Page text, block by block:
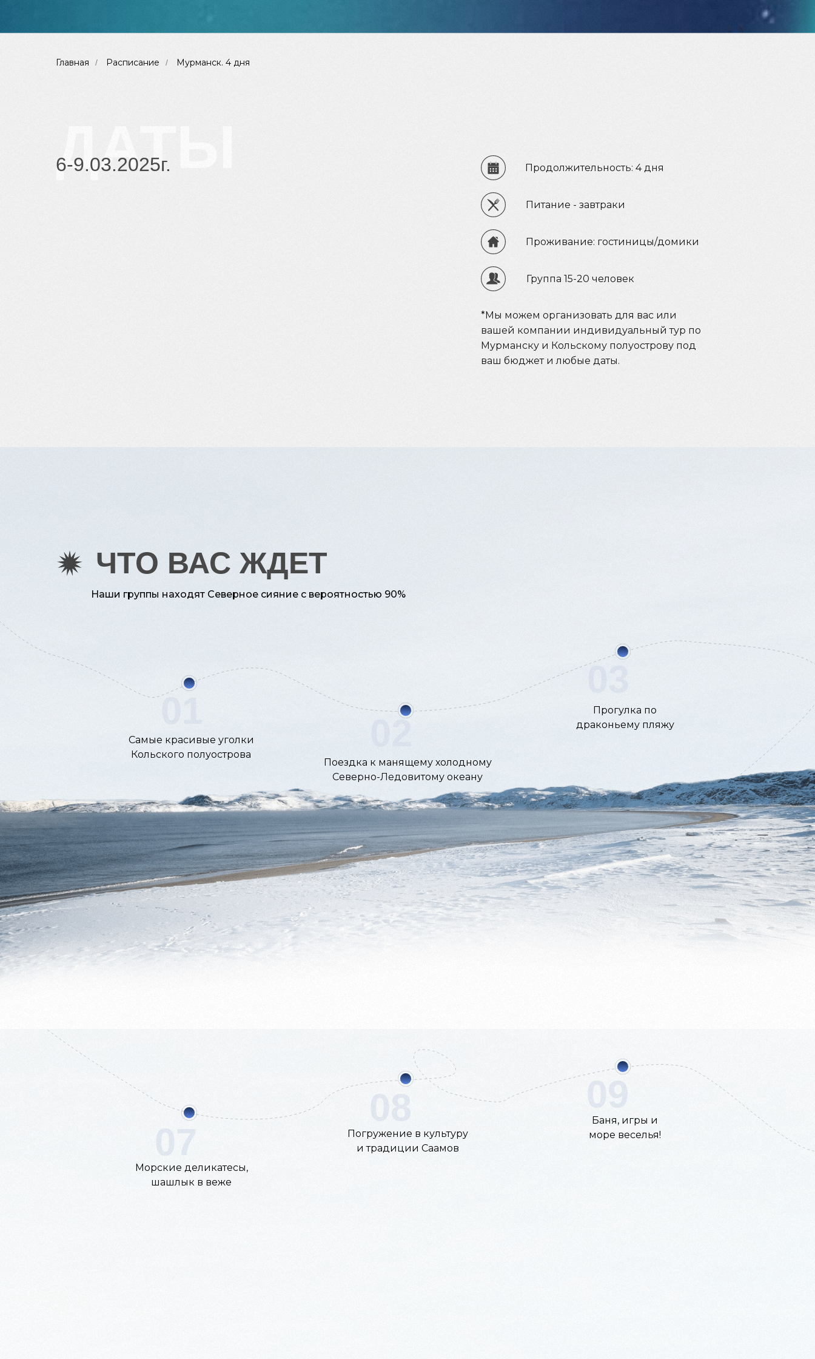
Главная / Расписание / Мурманск. 4 дня
ДАТЫ
6-9.03.2025г.
Питание - завтраки
‌*Мы можем организовать для вас или
вашей компании индивидуальный тур по
Мурманску и Кольскому полуострову под
ваш бюджет и любые даты.
Продолжительность: 4 дня
Проживание: гостиницы/домики
Группа 15-20 человек
02
Самые красивые уголки
Кольского полуострова
Поездка к манящему холодному
Северно-Ледовитому океану
Прогулка по
драконьему пляжу
04 05
06
07
08 09
Посещение мест съёмки
фильма Звягинцева
«Левиафан»
Охота за северным
Катание на оленях,
санях, снегоходах
Морские деликатесы,
шашлык в веже
Погружение в культуру
и традиции Саамов
Баня, игры и
море веселья!
ЧТО ВАС ЖДЕТ
Наши группы находят Северное сияние с вероятностью 90%